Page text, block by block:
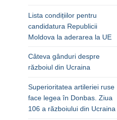
Lista condițiilor pentru
candidatura Republicii
Moldova la aderarea la UE
Câteva gânduri despre
războiul din Ucraina
Superioritatea artileriei ruse
face legea în Donbas. Ziua
106 a războiului din Ucraina